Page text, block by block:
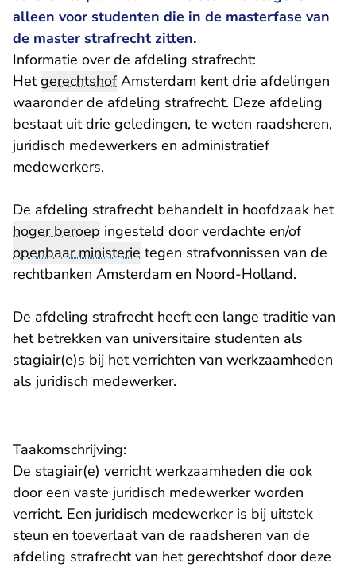
alleen voor studenten die in de masterfase van
de master strafrecht zitten.
​Informatie over de afdeling strafrecht:
HetgerechtshofAmsterdam kent drie afdelingen
waaronder de afdeling strafrecht. Deze afdeling
bestaat uit drie geledingen, te weten raadsheren,
juridisch medewerkers en administratief
medewerkers.
De afdeling strafrecht behandelt in hoofdzaak het
hoger beroep ingesteld door verdachte en/of
openbaar ministerie tegen strafvonnissen van de
rechtbanken Amsterdam en Noord-Holland.
De afdeling strafrecht heeft een lange traditie van
het betrekken van universitaire studenten als
stagiair(e)s bij het verrichten van werkzaamheden
als juridisch medewerker.
Taakomschrijving:
De stagiair(e) verricht werkzaamheden die ook
door een vaste juridisch medewerker worden
verricht. Een juridisch medewerker is bij uitstek
steun en toeverlaat van de raadsheren van de
afdeling strafrecht van het gerechtshof door deze